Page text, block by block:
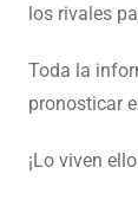
los rivales
Toda la
pronosticar
¡Lo viven